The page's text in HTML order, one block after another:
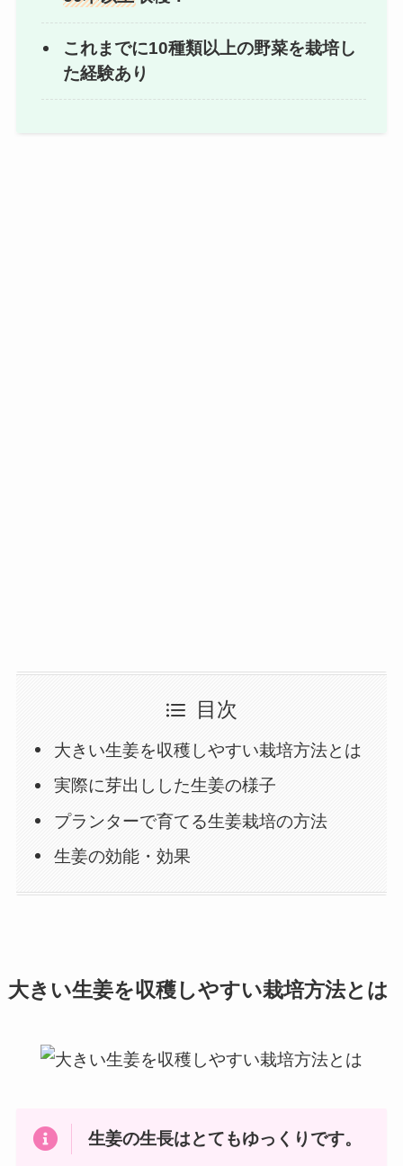
これまでに10種類以上の野菜を栽培し
た経験あり
目次
大きい生姜を収穫しやすい栽培方法とは
実際に芽出しした生姜の様子
プランターで育てる生姜栽培の方法
生姜の効能・効果
大きい生姜を収穫しやすい栽培方法とは
生姜の生長はとてもゆっくりです。